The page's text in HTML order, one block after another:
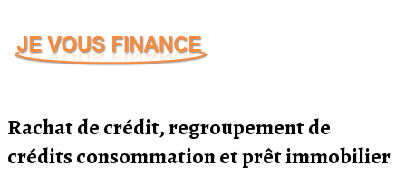
contenu
Rachat de crédit, regroupement de
crédits consommation et prêt immobilier